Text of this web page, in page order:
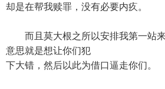
却是在帮我赎罪，没有必要内疚。
而且莫大根之所以安排我第一站来
意思就是想让你们犯
下大错，然后以此为借口逼走你们。